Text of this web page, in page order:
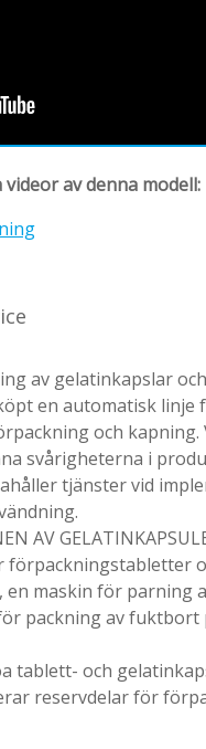
av denna modell:
av gelatinkapslar
en automatisk
och
svårigheterna i
tjänster vid
AV
maskin för
packning av fuktbort
tablett- och
reservdelar för